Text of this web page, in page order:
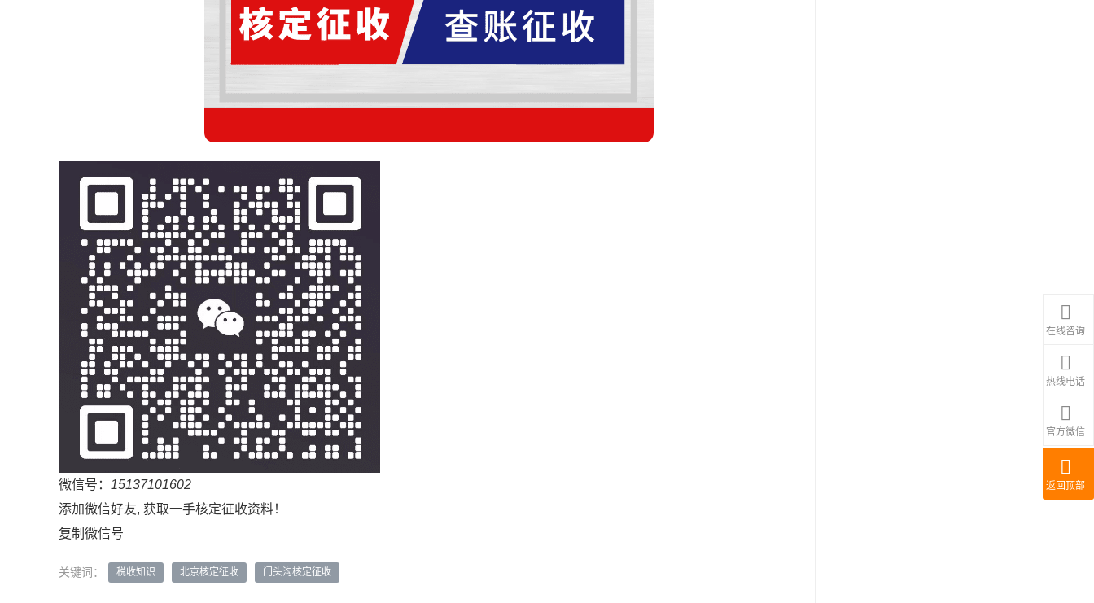
微信号： 15137101602
添加微信好友, 获取一手核定征收资料！
复制微信号
关键词： 税收知识 北京核定征收 门头沟核定征收
在线咨询
热线电话
官方微信
返回顶部